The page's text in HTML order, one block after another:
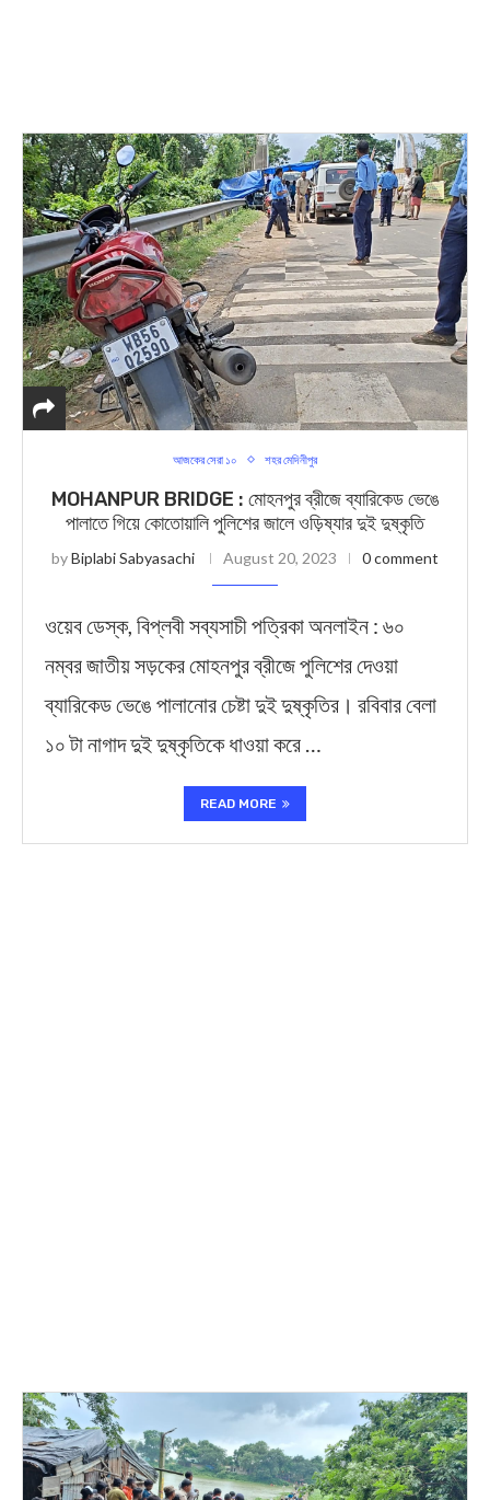
আজকের সেরা ১০ শহর মেদিনীপুর
MOHANPUR BRIDGE : মোহনপুর ব্রীজে ব্যারিকেড ভেঙে
পালাতে গিয়ে কোতোয়ালি পুলিশের জালে ওড়িষ্যার দুই দুষ্কৃতি
byBiplabi Sabyasachi August 20, 2023 0 comment
ওয়েব ডেস্ক, বিপ্লবী সব্যসাচী পত্রিকা অনলাইন : ৬০
নম্বর জাতীয় সড়কের মোহনপুর ব্রীজে পুলিশের দেওয়া
ব্যারিকেড ভেঙে পালানোর চেষ্টা দুই দুষ্কৃতির। রবিবার বেলা
১০ টা নাগাদ দুই দুষ্কৃতিকে ধাওয়া করে …
READ MORE